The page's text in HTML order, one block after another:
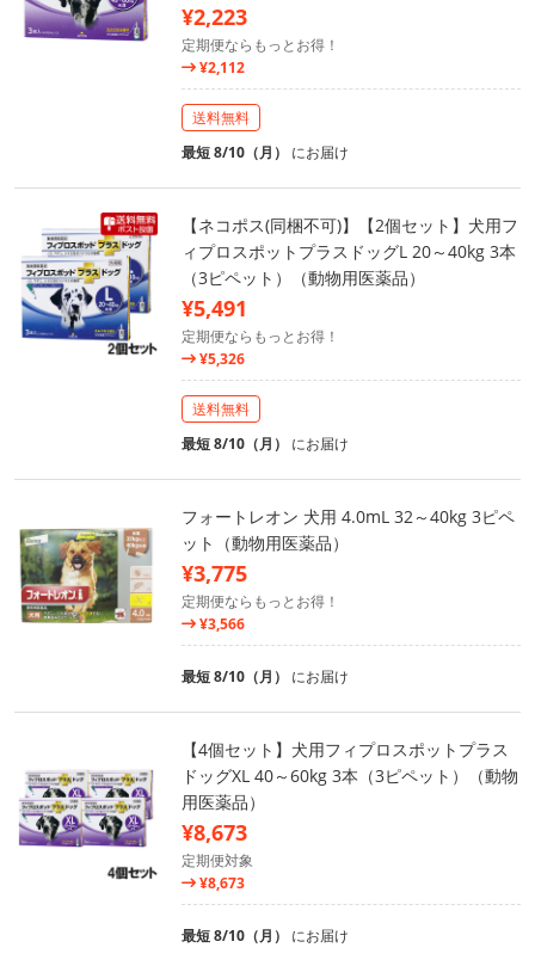
¥2,223
定期便ならもっとお得！
¥2,112
送料無料
最短 8/10（月） にお届け
【ネコポス(同梱不可)】【2個セット】犬用フ
ィプロスポットプラスドッグL 20～40kg 3本
（3ピペット）（動物用医薬品）
¥5,491
定期便ならもっとお得！
¥5,326
送料無料
最短 8/10（月） にお届け
フォートレオン 犬用 4.0mL 32～40kg 3ピペ
ット（動物用医薬品）
¥3,775
定期便ならもっとお得！
¥3,566
最短 8/10（月） にお届け
【4個セット】犬用フィプロスポットプラス
ドッグXL 40～60kg 3本（3ピペット）（動物
用医薬品）
¥8,673
定期便対象
¥8,673
最短 8/10（月） にお届け